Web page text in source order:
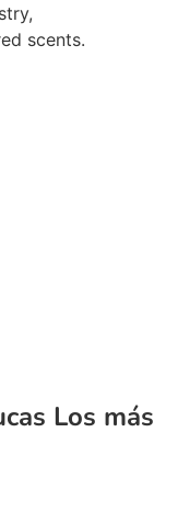
scents.
Los más